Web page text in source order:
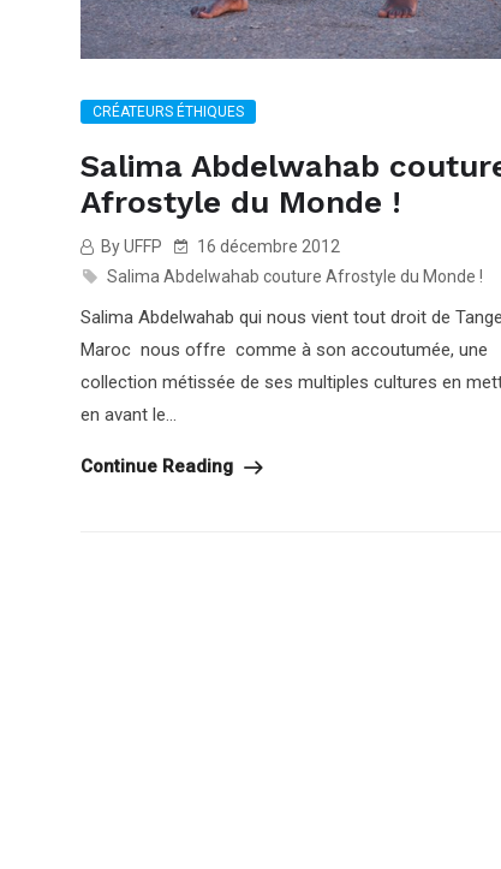
CRÉATEURS ÉTHIQUES
Salima Abdelwahab
Afrostyle du Monde !
By UFFP
16 décembre 2012
Salima Abdelwahab couture Afrostyle du Monde !
Salima Abdelwahab qui nous vient tout droit de
Maroc nous offre comme à son accoutumée, une
collection métissée de ses multiples cultures en
en avant le...
Continue Reading